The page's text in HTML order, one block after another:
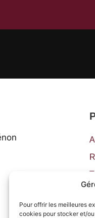
Pour offrir les meilleures
cookies pour stocker et/